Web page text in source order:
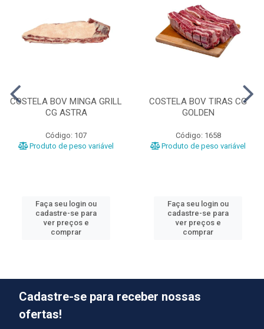
COSTELA BOV MINGA GRILL
CG ASTRA
Código: 107
Produto de peso variável
Faça seu login ou
cadastre-se para
ver preços e
comprar
COSTELA BOV TIRAS CG
GOLDEN
Código: 1658
Produto de peso variável
Faça seu login ou
cadastre-se para
ver preços e
comprar
Cadastre-se para receber nossas
ofertas!